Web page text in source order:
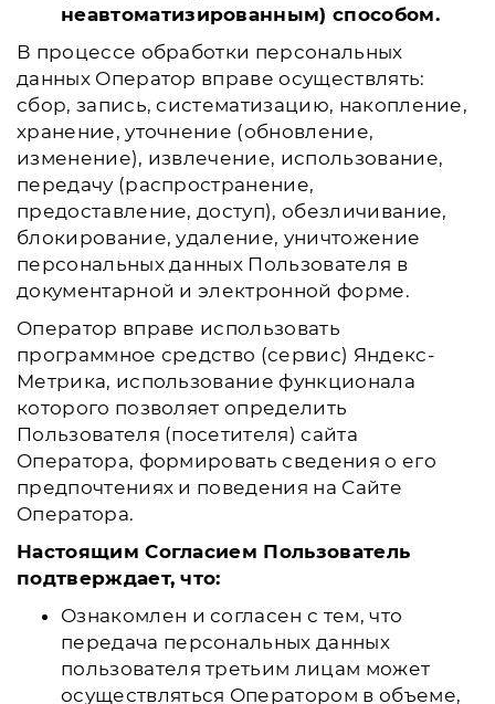
неавтоматизированным) способом.
В процессе обработки персональных
данных Оператор вправе осуществлять:
сбор, запись, систематизацию, накопление,
хранение, уточнение (обновление,
изменение), извлечение, использование,
передачу (распространение,
предоставление, доступ), обезличивание,
блокирование, удаление, уничтожение
персональных данных Пользователя в
документарной и электронной форме.
Оператор вправе использовать
программное средство (сервис) Яндекс-
Метрика, использование функционала
которого позволяет определить
Пользователя (посетителя) сайта
Оператора, формировать сведения о его
предпочтениях и поведения на Сайте
Оператора.
Настоящим Согласием Пользователь
подтверждает, что:
Ознакомлен и согласен с тем, что
передача персональных данных
пользователя третьим лицам может
осуществляться Оператором в объеме,